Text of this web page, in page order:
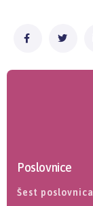
Poslovnice
Šest